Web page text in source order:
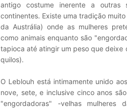
antigo costume inerente a outras
continentes. Existe uma tradição
da Austrália) onde as mulheres
como animais enquanto são
tapioca até atingir um peso que deixe
quilos).
O Leblouh está intimamente unido
nove, sete, e inclusive cinco anos
"engordadoras" -velhas